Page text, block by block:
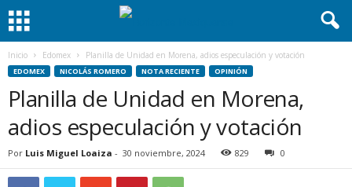
Inicio Edomex Planilla de Unidad en Morena, adios especulación y votación
EDOMEX NICOLÁS ROMERO NOTA RECIENTE OPINIÓN
Planilla de Unidad en Morena,
adios especulación y votación
Por Luis Miguel Loaiza - 30 noviembre, 2024 829 0